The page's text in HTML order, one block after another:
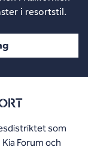
i resortstil.
som
Forum och